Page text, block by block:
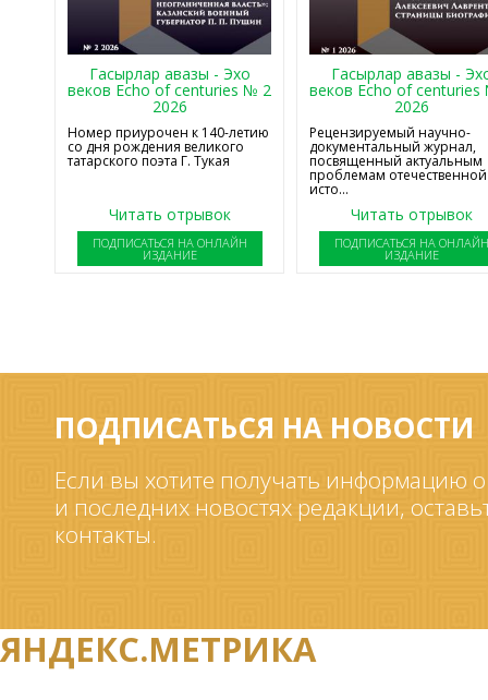
Гасырлар авазы - Эхо
веков Echo of centuries № 2
2026
Номер приурочен к 140-летию
со дня рождения великого
татарского поэта Г. Тукая
Читать отрывок
ПОДПИСАТЬСЯ НА ОНЛАЙН
ИЗДАНИЕ
Гасырлар авазы -
веков Echo of
2026
Рецензируемый научно-
документальный журнал,
посвященный актуальным
проблемам отечественной
исто...
Читать отрывок
ПОДПИСАТЬСЯ НА
ИЗДАНИЕ
ПОДПИСАТЬСЯ НА НОВОСТИ
Если вы хотите получать информацию
и последних новостях редакции,
контакты.
ЯНДЕКС.МЕТРИКА